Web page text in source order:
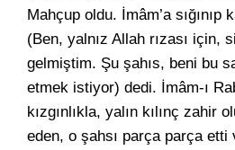
Mahçup oldu. İmâm’a sığınıp
(Ben, yalnız Allah rızası için,
gelmiştim. Şu şahıs, beni bu
etmek istiyor) dedi. İmâm-ı
kızgınlıkla, yalın kılınç zahir
eden, o şahsı parça parça etti